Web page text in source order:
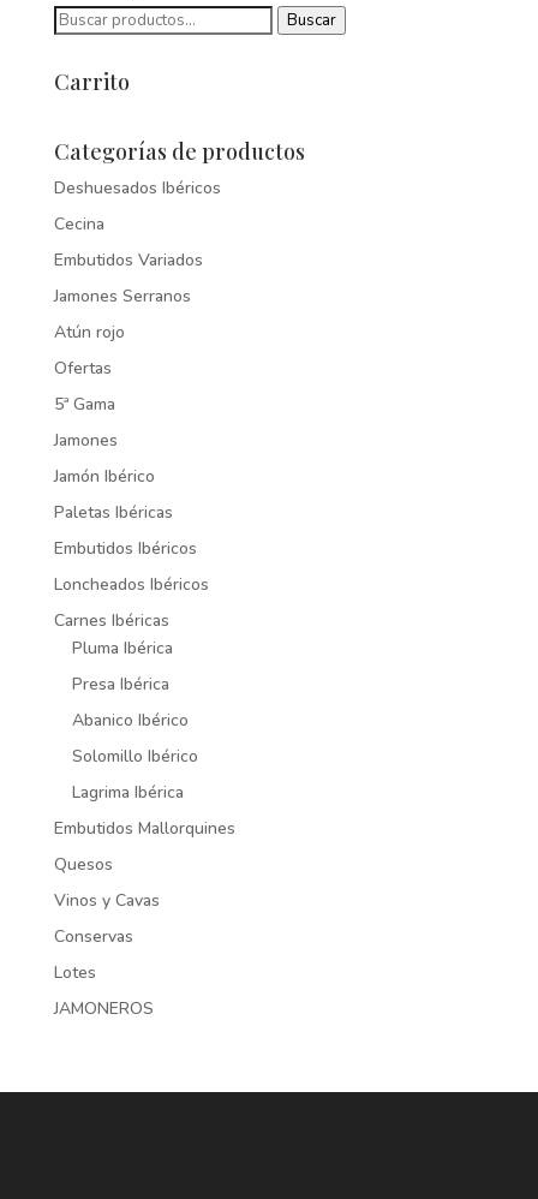
Buscar
Buscar
Carrito
Categorías de productos
Deshuesados Ibéricos
Cecina
Embutidos Variados
Jamones Serranos
Atún rojo
Ofertas
5ª Gama
Jamones
Jamón Ibérico
Paletas Ibéricas
Embutidos Ibéricos
Loncheados Ibéricos
Carnes Ibéricas
Pluma Ibérica
Presa Ibérica
Abanico Ibérico
Solomillo Ibérico
Lagrima Ibérica
Embutidos Mallorquines
Quesos
Vinos y Cavas
Conservas
Lotes
JAMONEROS